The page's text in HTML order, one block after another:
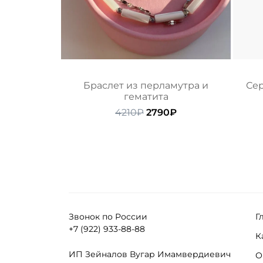
Браслет из перламутра и
гематита
4210₽ Первоначальная
2790₽Текущая
Звонок по России
+7 (922) 933-88-88
ИП Зейналов Вугар Имамвердиевич